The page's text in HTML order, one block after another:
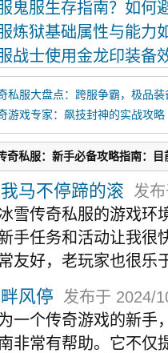
鬼服生存指南？如何
炼狱基础属性与能力
战士使用金龙印装备
私服大盘点：跨服争霸，极品
游戏专家：飙技封神的实战攻略
奇私服：新手必备攻略指南：目
马不停蹄的滚
发
雪传奇私服的游戏环
手任务和活动让我很
友好，老玩家也很乐
风停 发布于 2024/
一个传奇游戏的新手
非常有帮助。它不仅